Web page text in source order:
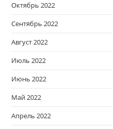
Октябрь 2022
Сентябрь 2022
Август 2022
Июль 2022
Июнь 2022
Май 2022
Апрель 2022